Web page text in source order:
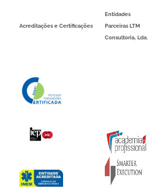
Acreditações e Certificações
Entidades
Parceiras LTM
Consultoria, Lda.